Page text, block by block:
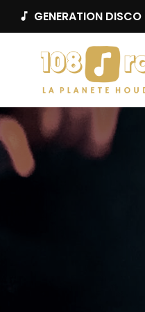
music_note GENERATION DISCO